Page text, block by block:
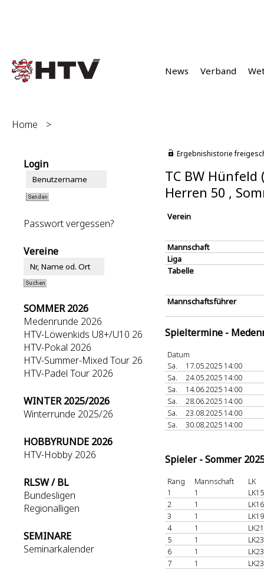
News Verband
Home >
Login
Passwort vergessen?
Vereine
SOMMER 2026
Medenrunde 2026
HTV-Löwenkids U8+/U10 26
HTV-Pokal 2026
HTV-Summer-Mixed Tour 26
HTV-Padel Tour 2026
WINTER 2025/2026
Winterrunde 2025/26
HOBBYRUNDE 2026
HTV-Hobby 2026
RLSW / BL
Bundesligen
Regionalligen
SEMINARE
Seminarkalender
Ergebnishistorie
TC BW Hünfeld
Herren 50 ,
Verein
Mannschaft
Liga
Tabelle
Mannschaftsführer
Spieltermine -
Datum
Sa.
17.05.2025 14:00
Sa.
24.05.2025 14:00
Sa.
14.06.2025 14:00
Sa.
28.06.2025 14:00
Sa.
23.08.2025 14:00
Sa.
30.08.2025 14:00
Spieler - Sommer
Rang Mannschaft
LK
1
1
2
1
3
1
4
1
5
1
6
1
7
1